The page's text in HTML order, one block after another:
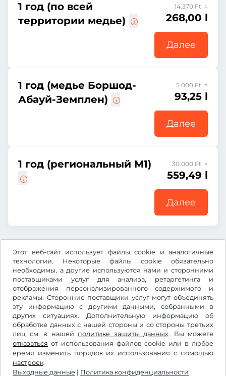
Этот веб-сайт использует файлы cookie и аналогичные
технологии. Некоторые файлы cookie обязательно
необходимы, а другие используются нами и сторонними
поставщиками услуг для анализа, ретаргетинга и
отображения персонализированного содержимого и
рекламы. Сторонние поставщики услуг могут объединять
эту информацию с другими данными, собранными в
других ситуациях. Дополнительную информацию об
обработке данных с нашей стороны и со стороны третьих
лиц см. в нашей политике защиты данных. Вы можете
отказаться от использования файлов cookie или в любое
время изменить порядок их использования с помощью
настроек.
Выходные данные | Политика конфиденциальности
1 год (по всей
территории медье)
14.370 Ft =
268,00 l
Далее
1 год (медье Боршод-
Абауй-Земплен)
5.000 Ft =
93,25 l
Далее
1 год (региональный M1) 30.000 Ft =
559,49 l
Далее
Все цены указаны с учетом НДС.
RON
Facebook Instagram
Условия использования/право на отказ
Политика конфиденциальности